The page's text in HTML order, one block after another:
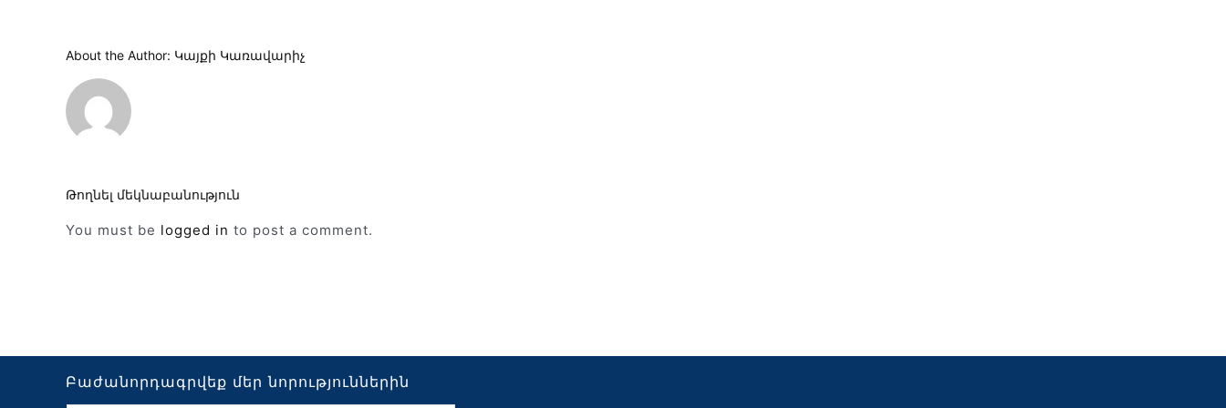
About the Author: Կայքի Կառավարիչ
Թողնել մեկնաբանություն
You must be logged in to post a comment.
Բաժանորդագրվեք մեր նորություններին